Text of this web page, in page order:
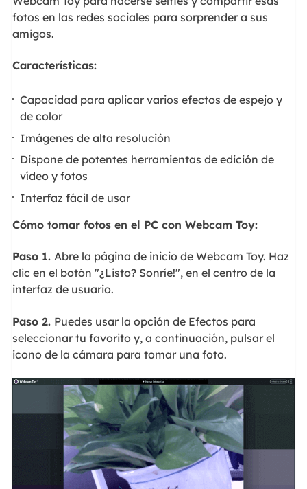
fotos en las redes sociales para sorprender a sus
amigos.
Características:
Capacidad para aplicar varios efectos de espejo y
de color
Imágenes de alta resolución
Dispone de potentes herramientas de edición de
vídeo y fotos
Interfaz fácil de usar
Cómo tomar fotos en el PC con Webcam Toy:
Paso 1. Abre la página de inicio de Webcam Toy. Haz
clic en el botón "¿Listo? Sonríe!", en el centro de la
interfaz de usuario.
Paso 2. Puedes usar la opción de Efectos para
seleccionar tu favorito y, a continuación, pulsar el
icono de la cámara para tomar una foto.